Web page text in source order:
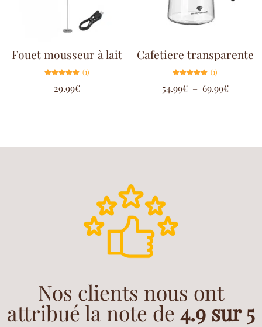
Fouet mousseur à lait
5.00
sur 5
(1)
29.99€
Cafetiere transparente
5.00
sur 5
(1)
54.99€ – 69.99€
Nos clients nous ont
attribué la note de 4.9 sur 5